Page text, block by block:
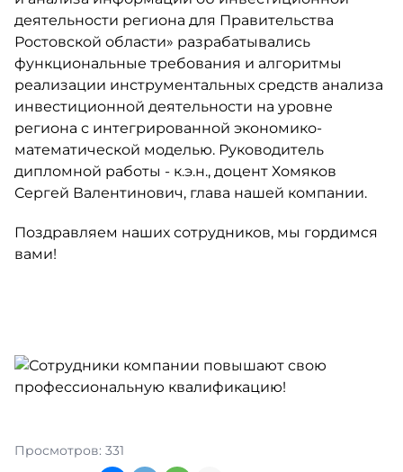
деятельности региона для Правительства
Ростовской области» разрабатывались
функциональные требования и алгоритмы
реализации инструментальных средств анализа
инвестиционной деятельности на уровне
региона с интегрированной экономико-
математической моделью. Руководитель
дипломной работы - к.э.н., доцент Хомяков
Сергей Валентинович, глава нашей компании.
Поздравляем наших сотрудников, мы гордимся
вами!
Просмотров: 331